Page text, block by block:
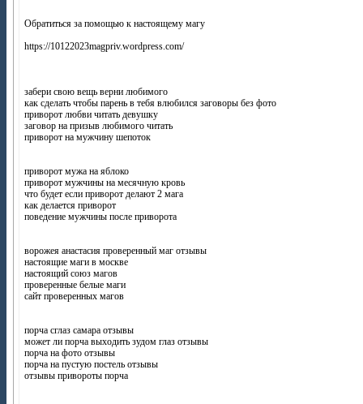
Обратиться за помощью к настоящему магу
https://10122023magpriv.wordpress.com/
забери свою вещь верни любимого
как сделать чтобы парень в тебя влюбился заговоры без фото
приворот любви читать девушку
заговор на призыв любимого читать
приворот на мужчину шепоток
приворот мужа на яблоко
приворот мужчины на месячную кровь
что будет если приворот делают 2 мага
как делается приворот
поведение мужчины после приворота
ворожея анастасия проверенный маг отзывы
настоящие маги в москве
настоящий союз магов
проверенные белые маги
сайт проверенных магов
порча сглаз самара отзывы
может ли порча выходить зудом глаз отзывы
порча на фото отзывы
порча на пустую постель отзывы
отзывы привороты порча